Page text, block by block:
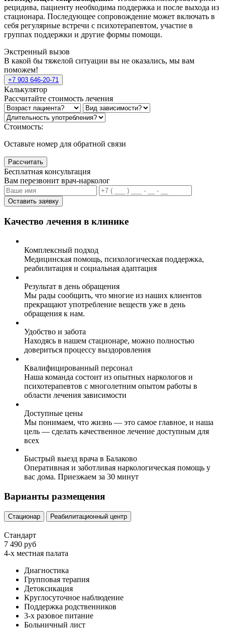
рецидива, пациенту необходима поддержка и после выхода из
стационара. Последующее сопровождение может включать в
себя регулярные встречи с психотерапевтом, участие в
группах поддержки и другие формы помощи.
Экстренный вызов
В какой бы тяжелой ситуации вы не оказались, мы вам
поможем!
+7 903 646-20-71
Калькулятор
Рассчитайте стоимость лечения
Стоимость:
Оставьте номер для обратной связи
Рассчитать
Бесплатная консультация
Вам перезвонит врач-нарколог
Оставить заявку
Качество лечения в клинике
Комплексный подход
Медицинская помощь, психологическая поддержка,
реабилитация и социальная адаптация
Результат в день обращения
Мы рады сообщить, что многие из наших клиентов
прекращают употребление веществ уже в день
обращения к нам.
Удобство и забота
Находясь в нашем стационаре, можно полностью
довериться процессу выздоровления
Квалифицированный персонал
Наша команда состоит из опытных наркологов и
психотерапевтов с многолетним опытом работы в
области лечения зависимости
Доступные цены
Мы понимаем, что жизнь — это самое главное, и наша
цель — сделать качественное лечение доступным для
всех
Быстрый выезд врача в Балаково
Оперативная и заботливая наркологическая помощь у
вас дома. Приезжаем за 30 минут
Варианты размещения
Стационар Реабилитационный центр
Стандарт
7 490 руб
4-х местная палата
Диагностика
Групповая терапия
Детоксикация
Круглосуточное наблюдение
Поддержка родственников
3-х разовое питание
Больничный лист